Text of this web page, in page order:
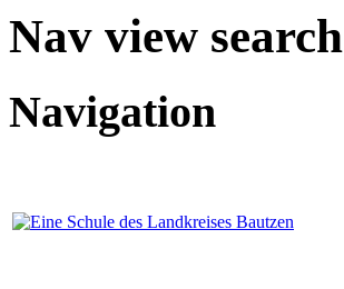
Nav view search
Navigation